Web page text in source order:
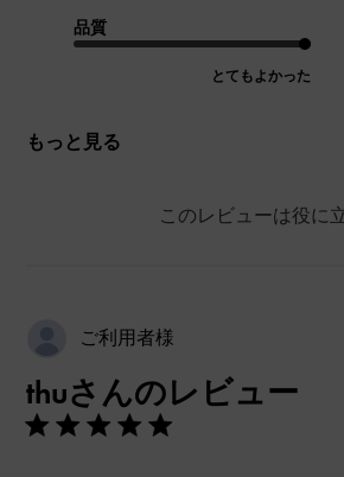
品質
とてもよかった
もっと見る
このレビューは役に
ご利用者様
thuさんのレビュー